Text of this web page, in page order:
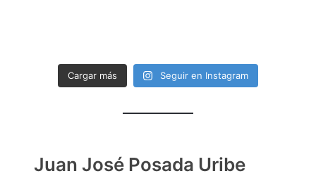
Cargar más Seguir en Instagram
Juan José Posada Uribe